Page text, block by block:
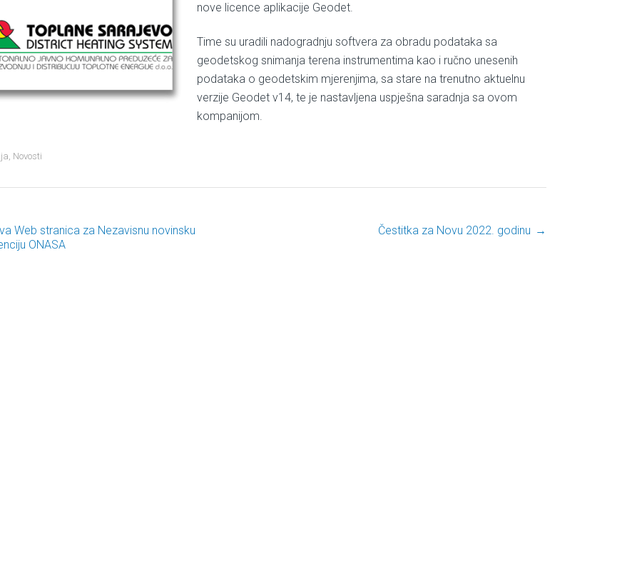
nove licence aplikacije Geodet.
Time su uradili nadogradnju softvera za obradu podataka sa
geodetskog snimanja terena instrumentima kao i ručno unesenih
podataka o geodetskim mjerenjima, sa stare na trenutno aktuelnu
verzije Geodet v14, te je nastavljena uspješna saradnja sa ovom
kompanijom.
, Novosti
navigation
Web stranica za Nezavisnu novinsku
ONASA
Čestitka za Novu 2022. godinu →